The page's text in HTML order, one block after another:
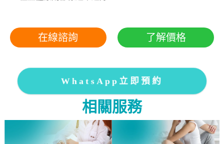
在線諮詢 了解價格
WhatsApp立即預約
相關服務